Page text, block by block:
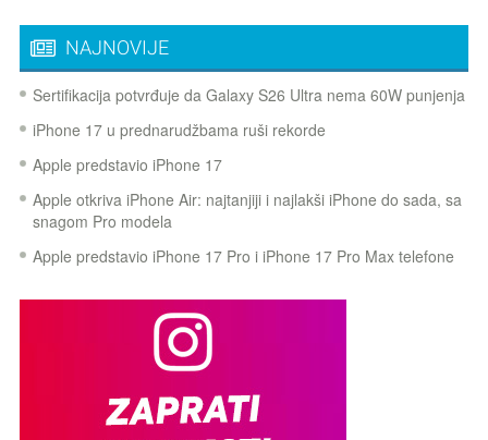
NAJNOVIJE
Sertifikacija potvrđuje da Galaxy S26 Ultra nema 60W punjenja
iPhone 17 u prednarudžbama ruši rekorde
Apple predstavio iPhone 17
Apple otkriva iPhone Air: najtanjiji i najlakši iPhone do sada, sa
snagom Pro modela
Apple predstavio iPhone 17 Pro i iPhone 17 Pro Max telefone